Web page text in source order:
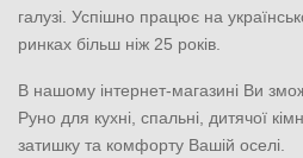
галузі. Успішно працює на
ринках більш ніж 25 років.
В нашому інтернет-магазині Ви
Руно для кухні, спальні, дитячої
затишку та комфорту Вашій оселі.